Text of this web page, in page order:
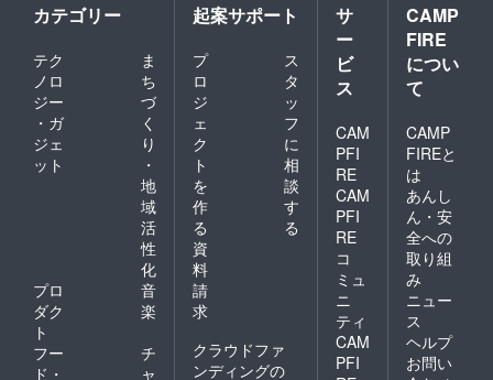
カテゴリー
テク
ノロ
ジー
・ガ
ジェ
ット
ま
ち
づ
く
り
・
地
域
活
性
化
プロ
ダク
ト
音
楽
フー
ド・
チ
ャ
起案サポート
プ
ロ
ジ
ェ
ク
ト
を
作
る
ス
タ
ッ
フ
に
相
談
す
る
資
料
請
求
クラウドファ
ンディングの
サ
ー
ビ
ス
CAM
PFI
RE
CAM
PFI
RE
コ
ミュ
ニ
ティ
CAM
PFI
CAMP
FIRE
につい
て
CAMP
FIREと
は
あんし
ん・安
全への
取り組
み
ニュー
ス
ヘルプ
お問い